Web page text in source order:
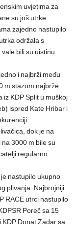
uvjetima za
su još utrke
zajedno nastupilo
održala s
bili su uistinu
i najbrži među
m stazom najbrže
iz KDP Split u muškoj
ispred Kate Hribar i
dok je na
3000 m bile su
regularno
je nastupilo ukupno
plivanja. Najbrojniji
RACE utrci nastupilo
Poreč sa 15
KDP Donat Zadar sa